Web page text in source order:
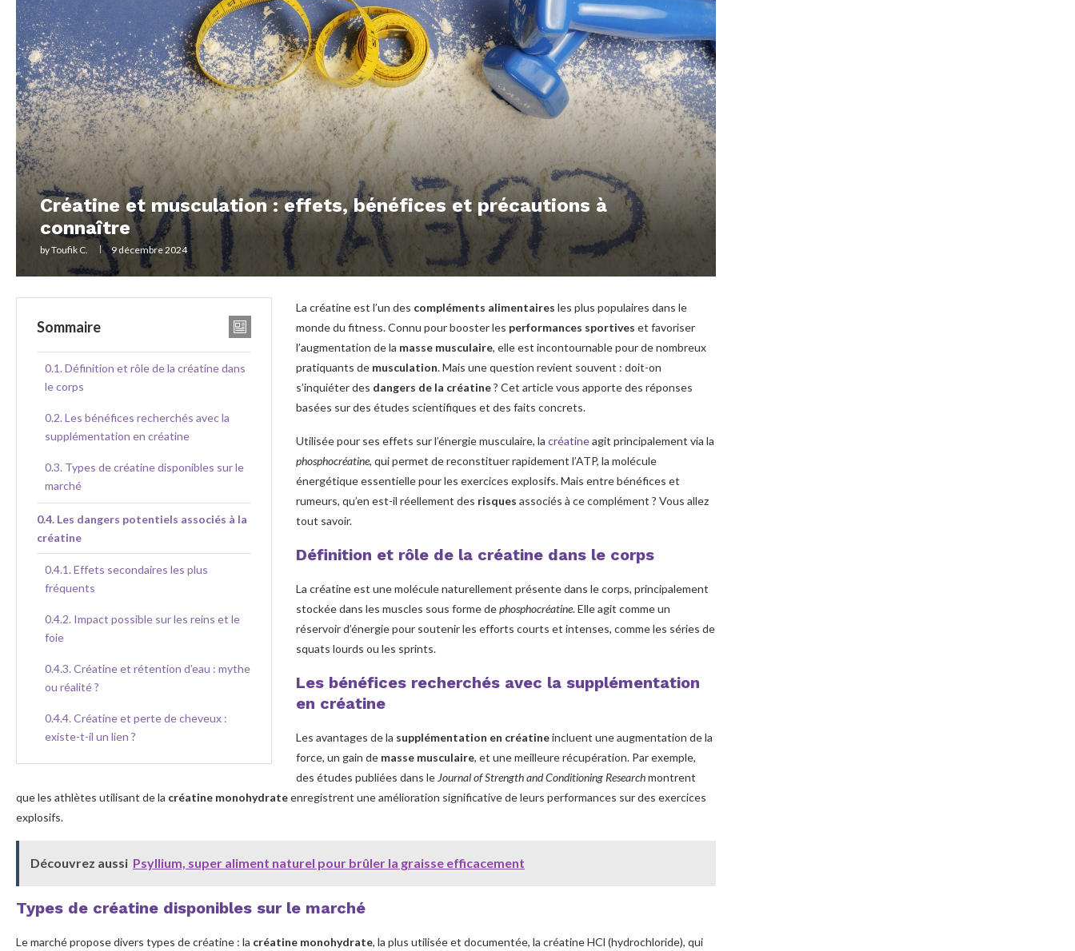
Créatine et musculation : effets, bénéfices et précautions à
connaître
byToufik C. 9 décembre 2024
Sommaire
Définition et rôle de la créatine dans
le corps
Les bénéfices recherchés avec la
supplémentation en créatine
Types de créatine disponibles sur le
marché
Les dangers potentiels associés à la
créatine
Effets secondaires les plus
fréquents
Impact possible sur les reins et le
foie
Créatine et rétention d’eau : mythe
ou réalité ?
Créatine et perte de cheveux :
existe-t-il un lien ?
Surdosage en créatine : quelles
La créatine est-elle mauvaise pour la
Études scientifiques sur la sécurité
recommandations
La créatine est l’un des compléments alimentaires les plus populaires dans le
monde du fitness. Connu pour booster les performances sportives et favoriser
l’augmentation de la masse musculaire, elle est incontournable pour de nombreux
pratiquants de musculation. Mais une question revient souvent : doit-on
s’inquiéter des dangers de la créatine? Cet article vous apporte des réponses
basées sur des études scientifiques et des faits concrets.
Utilisée pour ses effets sur l’énergie musculaire, la créatineagit principalement via la
phosphocréatine, qui permet de reconstituer rapidement l’ATP, la molécule
énergétique essentielle pour les exercices explosifs. Mais entre bénéfices et
rumeurs, qu’en est-il réellement des risques associés à ce complément ? Vous allez
tout savoir.
Définition et rôle de la créatine dans le corps
La créatine est une molécule naturellement présente dans le corps, principalement
stockée dans les muscles sous forme dephosphocréatine. Elle agit comme un
réservoir d’énergie pour soutenir les efforts courts et intenses, comme les séries de
squats lourds ou les sprints.
Les bénéfices recherchés avec la supplémentation
en créatine
Les avantages de la supplémentation en créatineincluent une augmentation de la
force, un gain de masse musculaire, et une meilleure récupération. Par exemple,
des études publiées dans le Journal of Strength and Conditioning Researchmontrent
que les athlètes utilisant de la créatine monohydrateenregistrent une amélioration significative de leurs performances sur des exercices
explosifs.
Découvrez aussi Psyllium, super aliment naturel pour brûler la graisse efficacement
Types de créatine disponibles sur le marché
Le marché propose divers types de créatine : la créatine monohydrate, la plus utilisée et documentée, la créatine HCl (hydrochloride), qui